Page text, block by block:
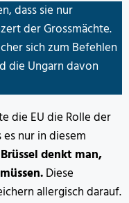
dass sie nur
der Grossmächte.
sich zum Befehlen
die Ungarn davon
die EU die Rolle der
es nur in diesem
denkt man,
Diese
allergisch darauf.